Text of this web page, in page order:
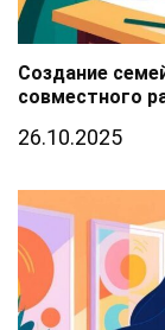
Создание
совместного
26.10.2025